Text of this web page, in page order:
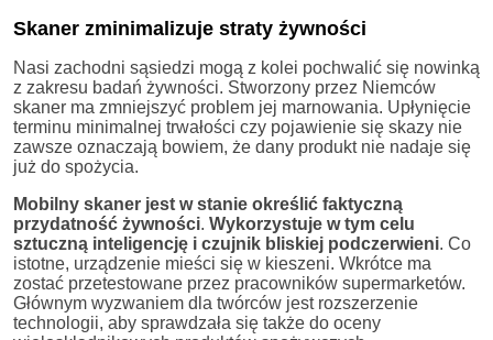
Skaner zminimalizuje straty żywności
Nasi zachodni sąsiedzi mogą z kolei pochwalić się nowinką
z zakresu badań żywności. Stworzony przez Niemców
skaner ma zmniejszyć problem jej marnowania. Upłynięcie
terminu minimalnej trwałości czy pojawienie się skazy nie
zawsze oznaczają bowiem, że dany produkt nie nadaje się
już do spożycia.
Mobilny skaner jest w stanie określić faktyczną
przydatność żywności. Wykorzystuje w tym celu
sztuczną inteligencję i czujnik bliskiej podczerwieni. Co
istotne, urządzenie mieści się w kieszeni. Wkrótce ma
zostać przetestowane przez pracowników supermarketów.
Głównym wyzwaniem dla twórców jest rozszerzenie
technologii, aby sprawdzała się także do oceny